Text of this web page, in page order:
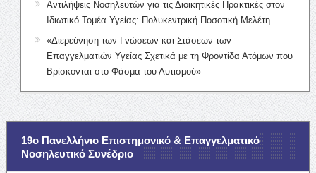
Αντιλήψεις Νοσηλευτών για τις Διοικητικές Πρακτικές στον
Ιδιωτικό Τομέα Υγείας: Πολυκεντρική Ποσοτική Μελέτη
«Διερεύνηση των Γνώσεων και Στάσεων των
Επαγγελματιών Υγείας Σχετικά με τη Φροντίδα Ατόμων που
Βρίσκονται στο Φάσμα του Αυτισμού»
19ο Πανελλήνιο Επιστημονικό & Επαγγελματικό
Νοσηλευτικό Συνέδριο